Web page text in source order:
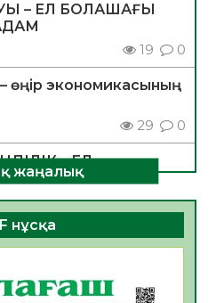
– ЕЛ БОЛАШАҒЫ
19 0
өңір экономикасының
29 0
– ЕЛ
28 0
– БОЛАШАҚҚА
жаңалық
нұсқа